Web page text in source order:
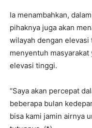
Ia menambahkan,
pihaknya juga akan
wilayah dengan
menyentuh
elevasi tinggi.
“Saya akan percepat
beberapa bulan
bisa kami jamin airnya